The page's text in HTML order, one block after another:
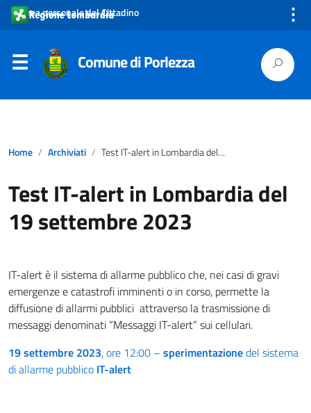
Area personale del Cittadino ⋮
Comune di Porlezza
Home Archiviati Test IT-alert in Lombardia del 19 settembre 2023
Test IT-alert in Lombardia del
19 settembre 2023
IT-alert è il sistema di allarme pubblico che, nei casi di gravi
emergenze e catastrofi imminenti o in corso, permette la
diffusione di allarmi pubblici attraverso la trasmissione di
messaggi denominati “Messaggi IT-alert” sui cellulari.
19 settembre 2023, ore 12:00 – sperimentazionedel sistema
di allarme pubblico IT-alert